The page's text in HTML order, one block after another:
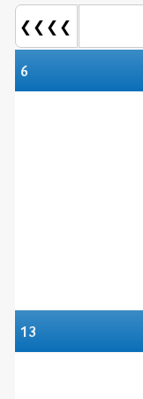
❮❮❮❮
6
13